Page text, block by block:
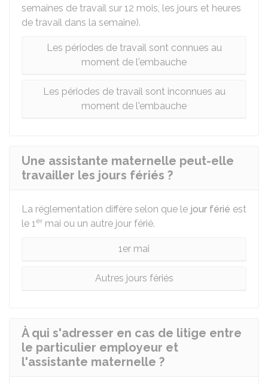
semaines de travail sur 12 mois, les jours et heures
de travail dans la semaine).
Les périodes de travail sont connues au
moment de l'embauche
Les périodes de travail sont inconnues au
moment de l'embauche
Une assistante maternelle peut-elle
travailler les jours fériés ?
La réglementation diffère selon que le jour férié est
le 1er mai ou un autre jour férié.
1er mai
Autres jours fériés
À qui s'adresser en cas de litige entre
le particulier employeur et
l'assistante maternelle ?